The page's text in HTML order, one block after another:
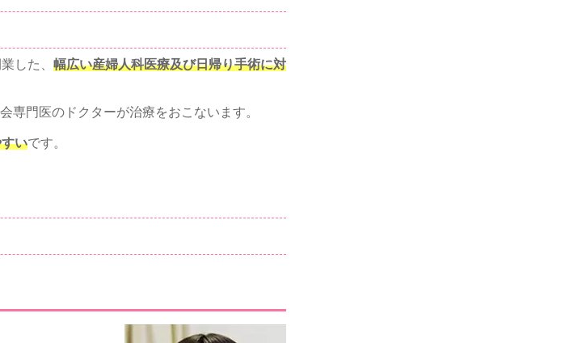
した、 幅広い産婦人科医療及び日帰り手術に対
専門医のドクターが治療をおこないます。
いです。